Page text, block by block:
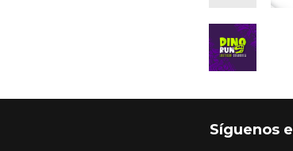
Síguenos